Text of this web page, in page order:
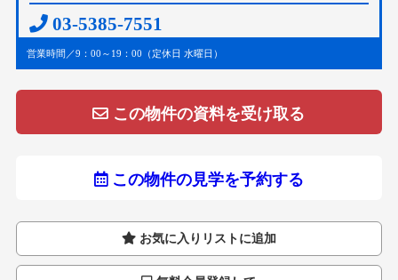
03-5385-7551
営業時間／9：00～19：00（定休日 水曜日）
この物件の資料を受け取る
この物件の見学を予約する
お気に入りリストに追加